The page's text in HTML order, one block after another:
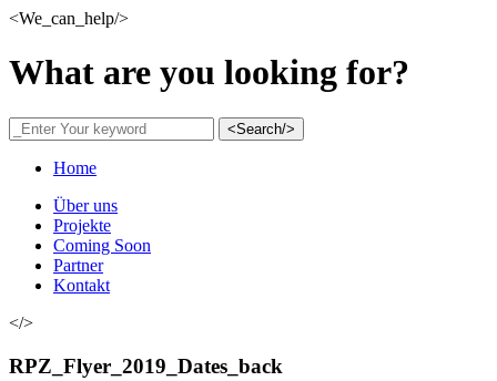
<We_can_help/>
What are you looking for?
<Search/>
Home
Über uns
Projekte
Coming Soon
Partner
Kontakt
</>
RPZ_Flyer_2019_Dates_back